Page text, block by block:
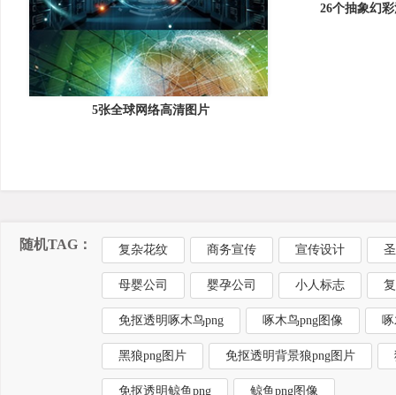
26个抽象幻
5张全球网络高清图片
随机TAG： 复杂花纹 商务宣传 宣传设计
母婴公司 婴孕公司 小人标志
免抠透明啄木鸟png 啄木鸟png图像 啄
黑狼png图片 免抠透明背景狼png图片
免抠透明鲸鱼png 鲸鱼png图像